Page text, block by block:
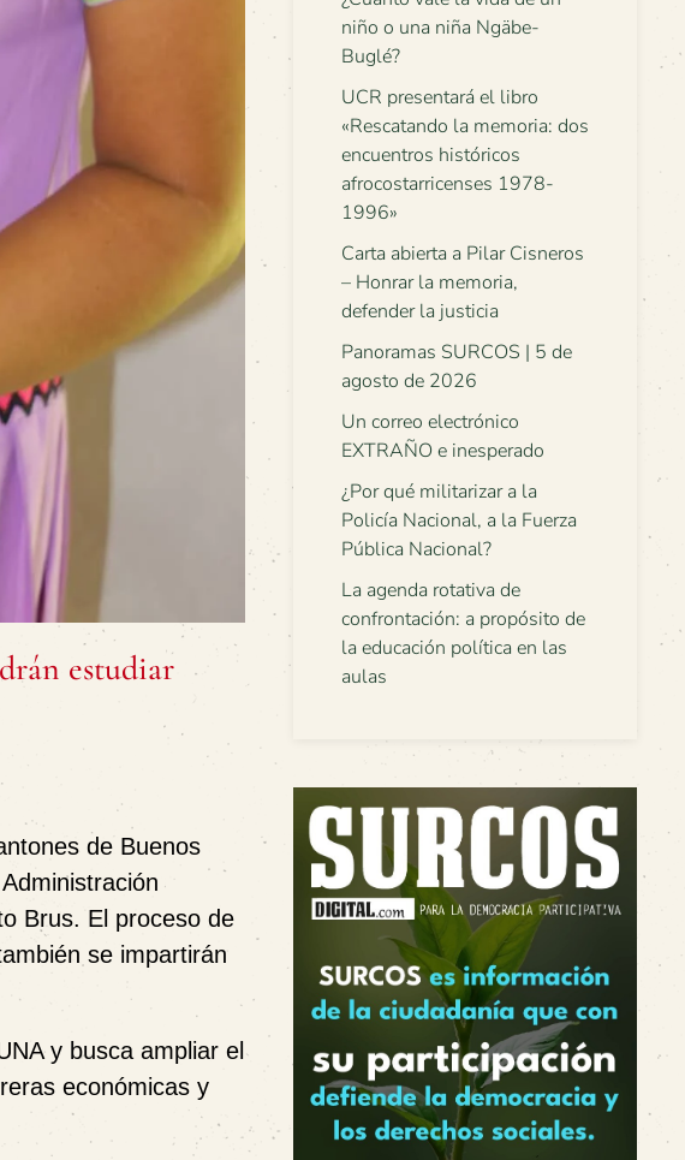
estudiar
de Buenos
Brus. El proceso de
se impartirán
y busca ampliar el
económicas y
niño o una niña Ngäbe-
Buglé?
UCR presentará el libro
«Rescatando la memoria: dos
encuentros históricos
afrocostarricenses 1978-
1996»
Carta abierta a Pilar Cisneros
– Honrar la memoria,
defender la justicia
Panoramas SURCOS | 5 de
agosto de 2026
Un correo electrónico
EXTRAÑO e inesperado
¿Por qué militarizar a la
Policía Nacional, a la Fuerza
Pública Nacional?
La agenda rotativa de
confrontación: a propósito de
la educación política en las
aulas